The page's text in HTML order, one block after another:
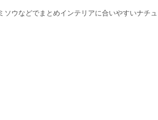
ウなどでまとめインテリアに合いやすいナチ